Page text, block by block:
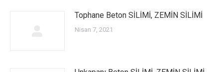
Tophane Beton SİLİMİ, ZEMİN SİLİMİ
Nisan 7, 2021